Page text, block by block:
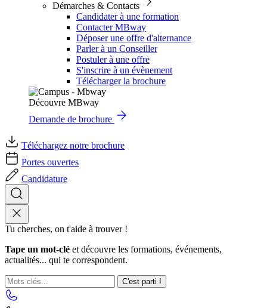
Démarches & Contacts
Candidater à une formation
Contacter MBway
Déposer une offre d'alternance
Parler à un Conseiller
Postuler à une offre
S'inscrire à un évènement
Télécharger la brochure
Découvre MBway
Demande de brochure
Téléchargez notre brochure
Portes ouvertes
Candidature
Tu cherches, on t'aide à trouver !
Tape un mot-clé et découvre les formations, événements,
actualités... qui te correspondent.
C'est parti !